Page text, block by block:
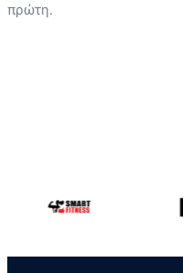
πρώτη.